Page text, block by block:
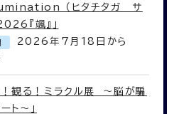
（ヒタチタガ サ
『颯』」
2026年7月18日から
！観る！ミラクル展 ～脳が騙
ト～」